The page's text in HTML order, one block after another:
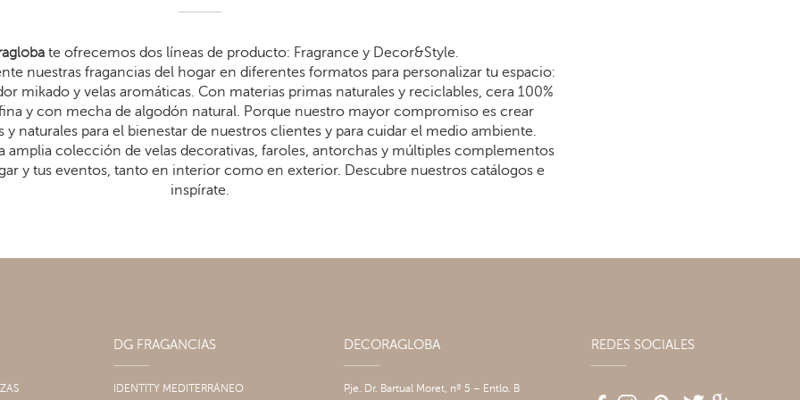
te ofrecemos dos líneas de producto: Fragrance y Decor&Style.
nuestras fragancias del hogar en diferentes formatos para personalizar tu espacio:
mikado y velas aromáticas. Con materias primas naturales y reciclables, cera 100%
y con mecha de algodón natural. Porque nuestro mayor compromiso es crear
y naturales para el bienestar de nuestros clientes y para cuidar el medio ambiente.
amplia colección de velas decorativas, faroles, antorchas y múltiples complementos
y tus eventos, tanto en interior como en exterior. Descubre nuestros catálogos e
inspírate.
DG FRAGANCIAS
IDENTITY MEDITERRÁNEO
DECORAGLOBA
Pje. Dr. Bartual Moret, nº 5 – Entlo. B
REDES SOCIALES